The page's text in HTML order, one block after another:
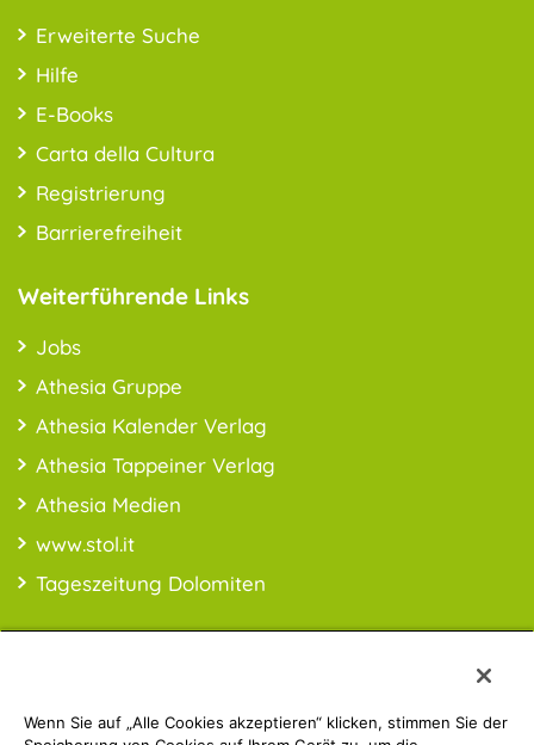
Erweiterte Suche
Hilfe
E-Books
Carta della Cultura
Registrierung
Barrierefreiheit
Weiterführende Links
Jobs
Athesia Gruppe
Athesia Kalender Verlag
Athesia Tappeiner Verlag
Athesia Medien
www.stol.it
Tageszeitung Dolomiten
PREISINFO:* Alle Preise inkl. MwSt., ggfl. zzgl. Versandkosten
Wenn Sie auf „Alle Cookies akzeptieren“ klicken, stimmen Sie der